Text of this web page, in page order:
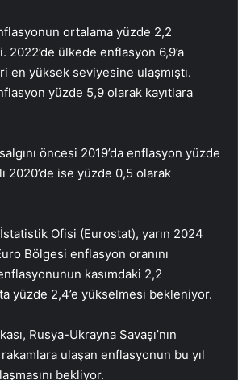
ortalama yüzde 2,2
ülkede enflasyon 6,9’a
en yüksek seviyesine ulaşmıştı.
yüzde 5,9 olarak kayıtlara
öncesi 2019’da enflasyon yüzde
2020’de ise yüzde 0,5 olarak
Ofisi (Eurostat), yarın 2024
Bölgesi enflasyon oranını
kasımdaki 2,2
yüzde 2,4’e yükselmesi bekleniyor.
Rusya-Ukrayna Savaşı’nın
ulaşan enflasyonun bu yıl
bekliyor.